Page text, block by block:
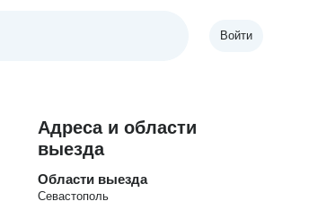
Войти
Адреса и области
выезда
Области выезда
Севастополь